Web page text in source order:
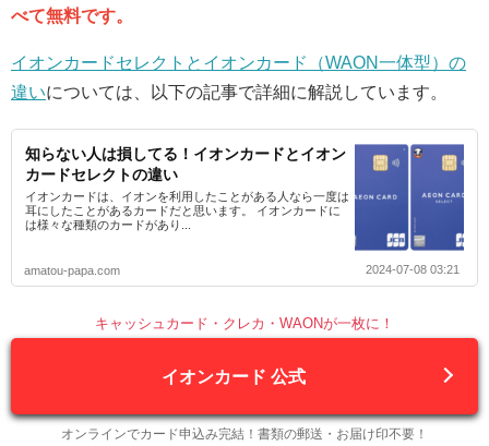
べて無料です。
イオンカードセレクトとイオンカード（WAON一体型）の
違いについては、以下の記事で詳細に解説しています。
知らない人は損してる！イオンカードとイオン
カードセレクトの違い
イオンカードは、イオンを利用したことがある人なら一度は
耳にしたことがあるカードだと思います。 イオンカードに
は様々な種類のカードがあり...
amatou-papa.com 2024-07-08 03:21
キャッシュカード・クレカ・WAONが一枚に！
イオンカード 公式
オンラインでカード申込み完結！書類の郵送・お届け印不要！